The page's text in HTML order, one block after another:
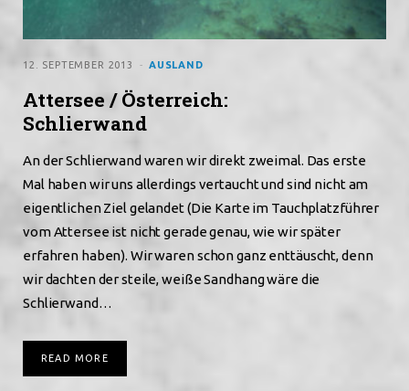
AUSLAND
12. SEPTEMBER 2013
Attersee / Österreich:
Schlierwand
An der Schlierwand waren wir direkt zweimal. Das erste
Mal haben wir uns allerdings vertaucht und sind nicht am
eigentlichen Ziel gelandet (Die Karte im Tauchplatzführer
vom Attersee ist nicht gerade genau, wie wir später
erfahren haben). Wir waren schon ganz enttäuscht, denn
wir dachten der steile, weiße Sandhang wäre die
Schlierwand…
READ MORE